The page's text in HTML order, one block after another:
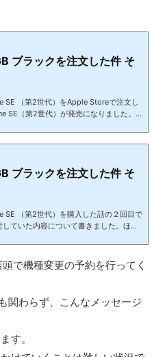
ブラックを注文した件 そ
SE （第2世代）をApple Storeで注文し
SE（第2世代）が発売になりました。
ブラックを注文した件 そ
SE （第2世代）を購入した話の２回目で
ていた内容について書きました。ほぼ
た。そして大学2年生の時にも機種変
で機種変更の予約を行ってく
関わらず、こんなメッセージ
す。